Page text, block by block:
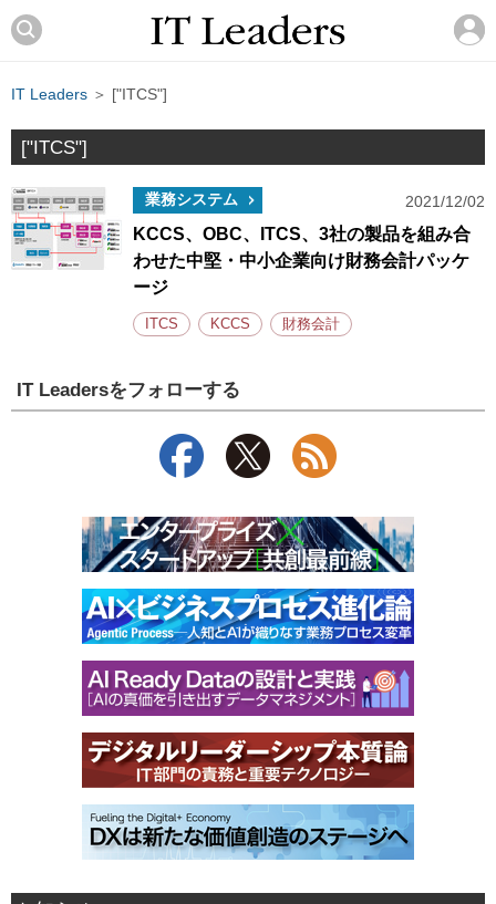
IT Leaders ＞ ["ITCS"]
["ITCS"]
業務システム 2021/12/02
KCCS、OBC、ITCS、3社の製品を組み合
わせた中堅・中小企業向け財務会計パッケ
ージ
ITCS KCCS 財務会計
IT Leadersをフォローする